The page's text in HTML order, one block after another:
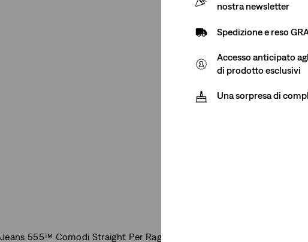
Jeans 555™ Comodi Straight Per Ragazzi
nostra newsletter
Spedizione e reso
Accesso anticipato
di prodotto esclusivi
Una sorpresa di